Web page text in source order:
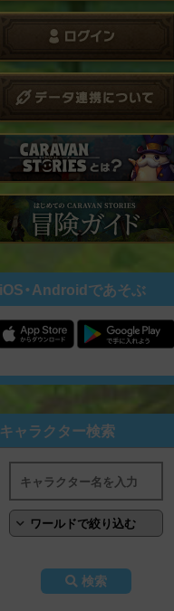
iOS・Androidであそぶ
キャラクター検索
検索